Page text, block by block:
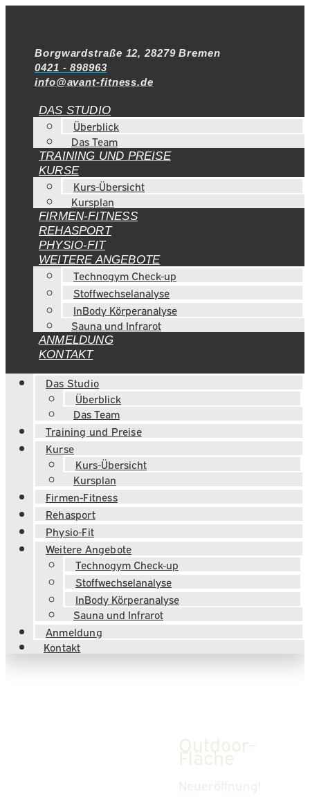
Borgwardstraße 12, 28279 Bremen
0421 - 898963
info@avant-fitness.de
DAS STUDIO
Überblick
Das Team
TRAINING UND PREISE
KURSE
Kurs-Übersicht
Kursplan
FIRMEN-FITNESS
REHASPORT
PHYSIO-FIT
WEITERE ANGEBOTE
Technogym Check-up
Stoffwechselanalyse
InBody Körperanalyse
Sauna und Infrarot
ANMELDUNG
KONTAKT
Das Studio
Überblick
Das Team
Training und Preise
Kurse
Kurs-Übersicht
Kursplan
Firmen-Fitness
Rehasport
Physio-Fit
Weitere Angebote
Technogym Check-up
Stoffwechselanalyse
InBody Körperanalyse
Sauna und Infrarot
Anmeldung
Kontakt
Outdoor-
Fläche
Neueröffnung!